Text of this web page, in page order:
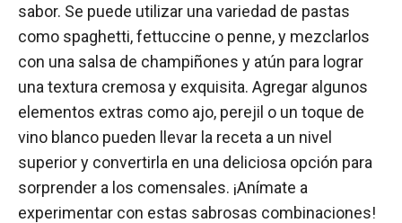
sabor. Se puede utilizar una variedad de pastas
como spaghetti, fettuccine o penne, y mezclarlos
con una salsa de champiñones y atún para lograr
una textura cremosa y exquisita. Agregar algunos
elementos extras como ajo, perejil o un toque de
vino blanco pueden llevar la receta a un nivel
superior y convertirla en una deliciosa opción para
sorprender a los comensales. ¡Anímate a
experimentar con estas sabrosas combinaciones!